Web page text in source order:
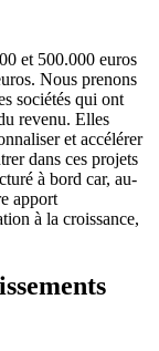
et 500.000 euros
Nous prenons
sociétés qui ont
revenu. Elles
et accélérer
dans ces projets
à bord car, au-
apport
à la croissance,